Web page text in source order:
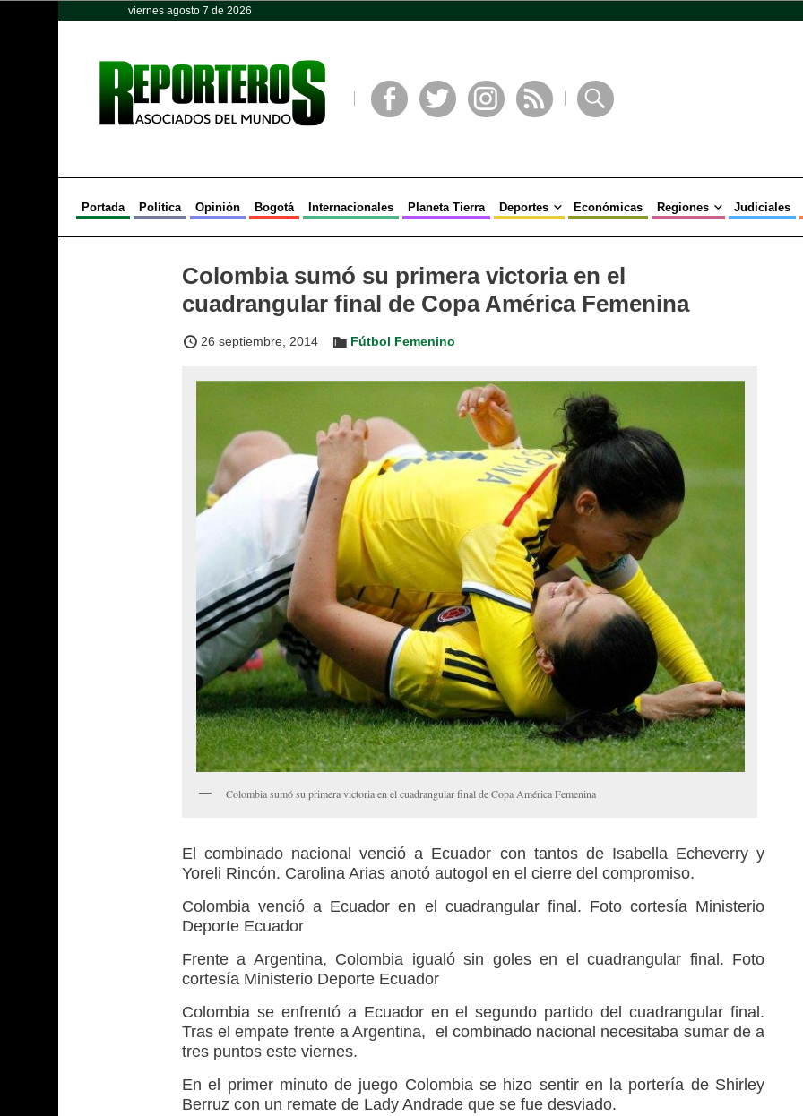
viernes agosto 7 de 2026
Portada Política Opinión Bogotá Internacionales Planeta Tierra Deportes Económicas Regiones Judiciales
Colombia sumó su primera victoria en el
cuadrangular final de Copa América Femenina
26 septiembre, 2014 Fútbol Femenino
Colombia sumó su primera victoria en el cuadrangular final de Copa América Femenina
El combinado nacional venció a Ecuador con tantos de Isabella Echeverry y
Yoreli Rincón. Carolina Arias anotó autogol en el cierre del compromiso.
Colombia venció a Ecuador en el cuadrangular final. Foto cortesía Ministerio
Deporte Ecuador
Frente a Argentina, Colombia igualó sin goles en el cuadrangular final. Foto
cortesía Ministerio Deporte Ecuador
Colombia se enfrentó a Ecuador en el segundo partido del cuadrangular final.
Tras el empate frente a Argentina, el combinado nacional necesitaba sumar de a
tres puntos este viernes.
En el primer minuto de juego Colombia se hizo sentir en la portería de Shirley
Berruz con un remate de Lady Andrade que se fue desviado.
Opinión Política